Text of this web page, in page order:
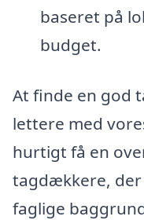
baseret på
budget.
At finde en god
lettere med
hurtigt få en
tagdækkere, der
faglige